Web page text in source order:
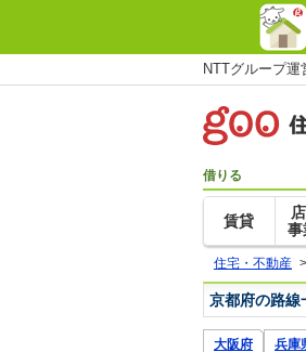
NTTグループ
借りる
賃貸
事
住宅・不動産 >
京都府の路線
大阪府 兵庫